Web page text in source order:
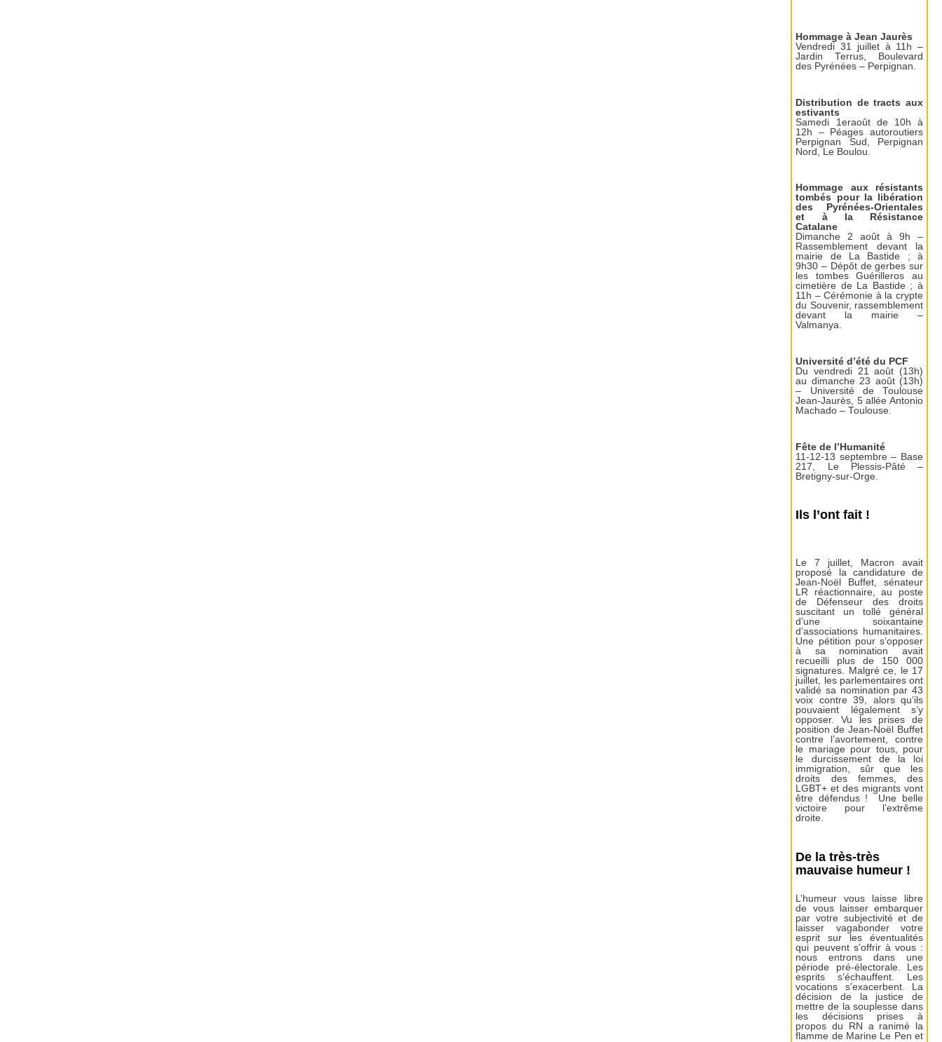
Hommage à Jean Jaurès
Vendredi 31 juillet à 11h –
Jardin Terrus, Boulevard
des Pyrénées – Perpignan.
Distribution de tracts aux
estivants
Samedi 1eraoût de 10h à
12h – Péages autoroutiers
Perpignan Sud, Perpignan
Nord, Le Boulou.
Hommage aux résistants
tombés pour la libération
des Pyrénées-Orientales
et à la Résistance
Catalane
Dimanche 2 août à 9h –
Rassemblement devant la
mairie de La Bastide ; à
9h30 – Dépôt de gerbes sur
les tombes Guérilleros au
cimetière de La Bastide ; à
11h – Cérémonie à la crypte
du Souvenir, rassemblement
devant la mairie –
Valmanya.
Université d’été du PCF
Du vendredi 21 août (13h)
au dimanche 23 août (13h)
– Université de Toulouse
Jean-Jaurès, 5 allée Antonio
Machado – Toulouse.
Fête de l’Humanité
11-12-13 septembre – Base
217, Le Plessis-Pâté –
Bretigny-sur-Orge.
Ils l’ont fait !
Le 7 juillet, Macron avait
proposé la candidature de
Jean-Noël Buffet, sénateur
LR réactionnaire, au poste
de Défenseur des droits
suscitant un tollé général
d’une soixantaine
d’associations humanitaires.
Une pétition pour s’opposer
à sa nomination avait
recueilli plus de 150 000
signatures. Malgré ce, le 17
juillet, les parlementaires ont
validé sa nomination par 43
voix contre 39, alors qu’ils
pouvaient légalement s’y
opposer. Vu les prises de
position de Jean-Noël Buffet
contre l’avortement, contre
le mariage pour tous, pour
le durcissement de la loi
immigration, sûr que les
droits des femmes, des
LGBT+ et des migrants vont
être défendus ! Une belle
victoire pour l’extrême
droite.
De la très-très
mauvaise humeur !
L’humeur vous laisse libre
de vous laisser embarquer
par votre subjectivité et de
laisser vagabonder votre
esprit sur les éventualités
qui peuvent s’offrir à vous :
nous entrons dans une
période pré-électorale. Les
esprits s’échauffent. Les
vocations s’exacerbent. La
décision de la justice de
mettre de la souplesse dans
les décisions prises à
propos du RN a ranimé la
flamme de Marine Le Pen et